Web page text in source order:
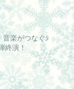
楽がつなぐ未
演！